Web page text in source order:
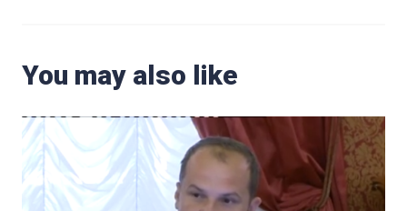
You may also like